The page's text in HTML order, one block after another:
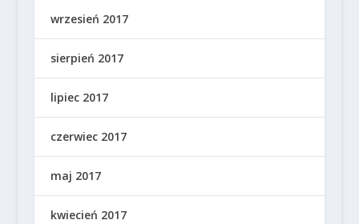
wrzesień 2017
sierpień 2017
lipiec 2017
czerwiec 2017
maj 2017
kwiecień 2017